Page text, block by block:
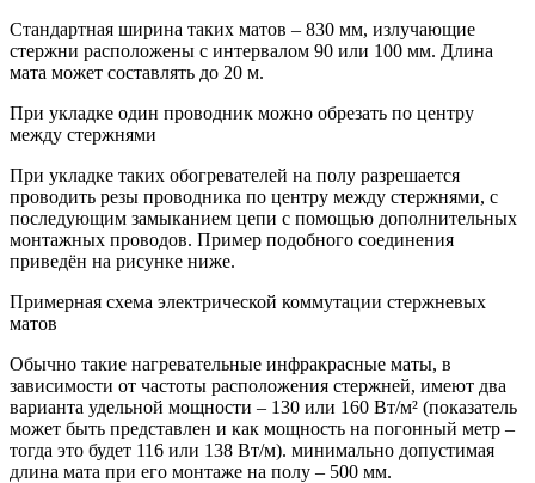
Стандартная ширина таких матов – 830 мм, излучающие
стержни расположены с интервалом 90 или 100 мм. Длина
мата может составлять до 20 м.
При укладке один проводник можно обрезать по центру
между стержнями
При укладке таких обогревателей на полу разрешается
проводить резы проводника по центру между стержнями, с
последующим замыканием цепи с помощью дополнительных
монтажных проводов. Пример подобного соединения
приведён на рисунке ниже.
Примерная схема электрической коммутации стержневых
матов
Обычно такие нагревательные инфракрасные маты, в
зависимости от частоты расположения стержней, имеют два
варианта удельной мощности – 130 или 160 Вт/м² (показатель
может быть представлен и как мощность на погонный метр –
тогда это будет 116 или 138 Вт/м). минимально допустимая
длина мата при его монтаже на полу – 500 мм.